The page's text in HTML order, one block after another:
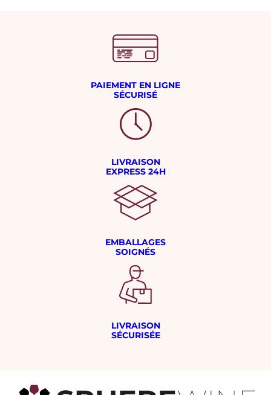
PAIEMENT EN LIGNE
SÉCURISÉ
LIVRAISON
EXPRESS 24H
EMBALLAGES
SOIGNÉS
LIVRAISON
SÉCURISÉE